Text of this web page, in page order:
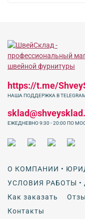
О КОМПАНИИ •
УСЛОВИЯ РАБОТЫ •
Как заказать
Контакты
https://t.me/
НАША ПОДДЕРЖКА В
ЕЖЕДНЕВНО 9:30 - 20:00 ПО